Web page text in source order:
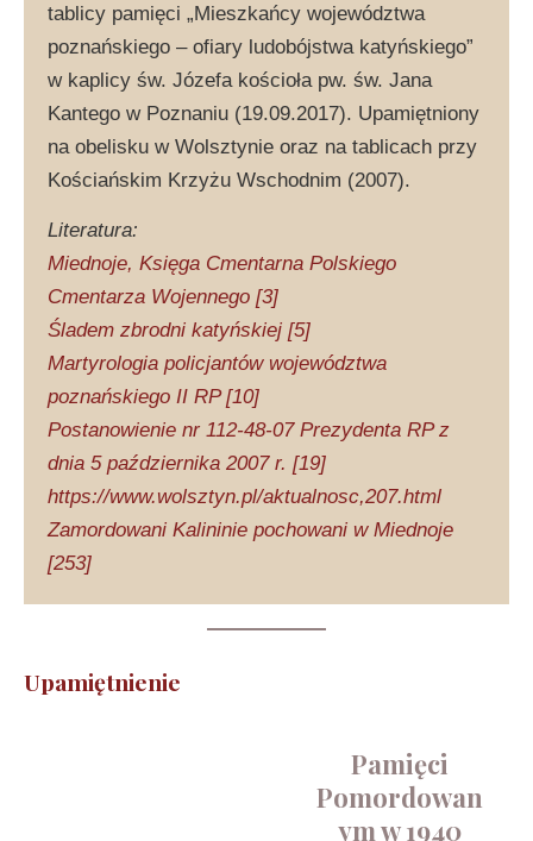
tablicy pamięci „Mieszkańcy województwa
poznańskiego – ofiary ludobójstwa katyńskiego”
w kaplicy św. Józefa kościoła pw. św. Jana
Kantego w Poznaniu (19.09.2017). Upamiętniony
na obelisku w Wolsztynie oraz na tablicach przy
Kościańskim Krzyżu Wschodnim (2007).
Literatura:
Miednoje, Księga Cmentarna Polskiego
Cmentarza Wojennego [3]
Śladem zbrodni katyńskiej [5]
Martyrologia policjantów województwa
poznańskiego II RP [10]
Postanowienie nr 112-48-07 Prezydenta RP z
dnia 5 października 2007 r. [19]
https://www.wolsztyn.pl/aktualnosc,207.html
Zamordowani Kalininie pochowani w Miednoje
[253]
Upamiętnienie
Pamięci
Pomordowan
ym w 1940